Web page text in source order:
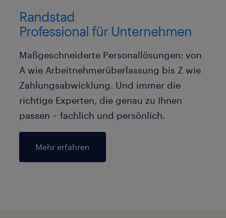
Randstad
Professional für Unternehmen
Maßgeschneiderte Personallösungen: von
A wie Arbeitnehmerüberlassung bis Z wie
Zahlungsabwicklung. Und immer die
richtige Experten, die genau zu Ihnen
passen – fachlich und persönlich.
Mehr erfahren